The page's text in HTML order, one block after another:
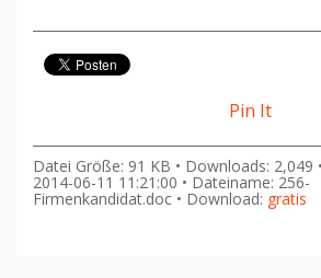
Pin It
Datei Größe: 91 KB • Downloads: 2,049
2014-06-11 11:21:00 • Dateiname: 256-
Firmenkandidat.doc • Download: gratis